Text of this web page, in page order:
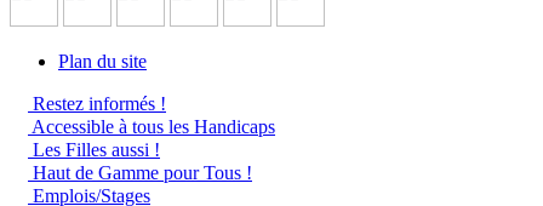
Plan du site
Restez informés !
Accessible à tous les Handicaps
Les Filles aussi !
Haut de Gamme pour Tous !
Emplois/Stages